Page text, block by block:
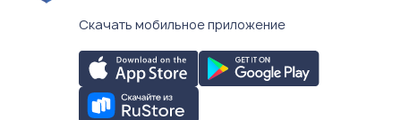
Скачать мобильное приложение